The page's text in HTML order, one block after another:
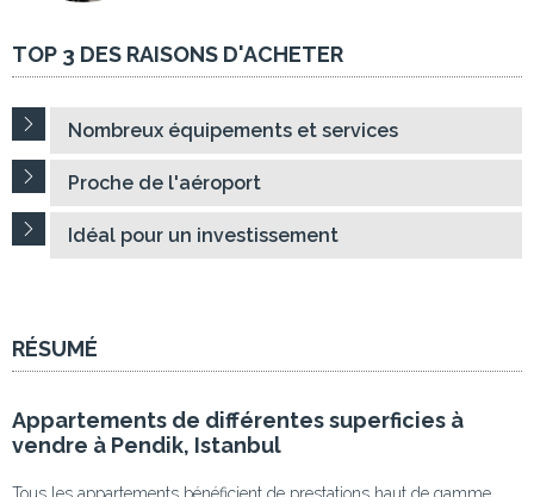
TOP 3 DES RAISONS D'ACHETER
Nombreux équipements et services
Proche de l'aéroport
Idéal pour un investissement
RÉSUMÉ
Appartements de différentes superficies à
vendre à Pendik, Istanbul
Tous les appartements bénéficient de prestations haut de gamme